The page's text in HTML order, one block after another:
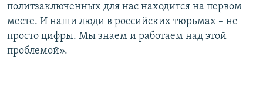
политзаключенных для нас находится на первом
месте. И наши люди в российских тюрьмах – не
просто цифры. Мы знаем и работаем над этой
проблемой».